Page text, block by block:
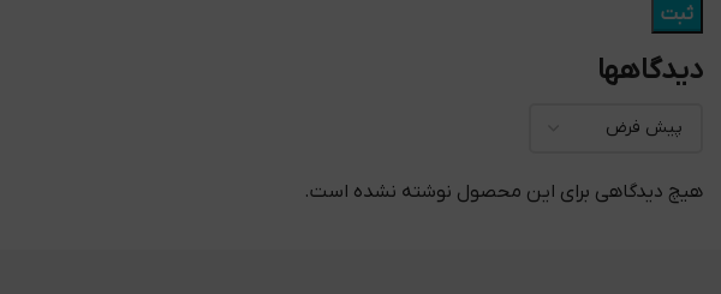
دیدگاهها
هیچ دیدگاهی برای این محصول نوشته نشده است.